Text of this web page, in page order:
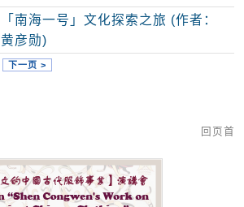
「南海一号」文化探索之旅 (作者：
黄彦勋)
下一页 >
回页首